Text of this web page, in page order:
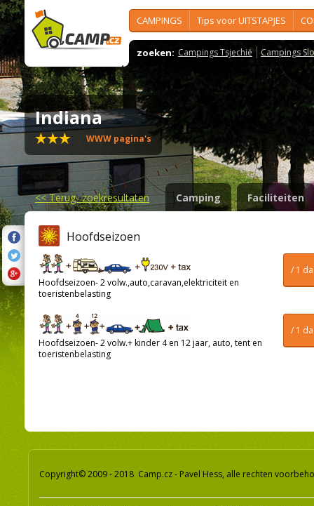
CAMPINGS Tips voor UITSTAPJES
zoeken: Campings Tsjechië Campings
Indiana
WWW pagina's
<<Terug- zoekresultaten Camping Faciliteiten
Hoofdseizoen
/ 1
Hoofdseizoen- 2 volw.,auto,caravan,elektriciteit en
toeristenbelasting
/ 1
Hoofdseizoen- 2 volw.+ kinder 4 en 12 jaar, auto, tent en
toeristenbelasting
Copyright© 2009 - 2018 Camp.cz - Pavel Hess, alle rechten